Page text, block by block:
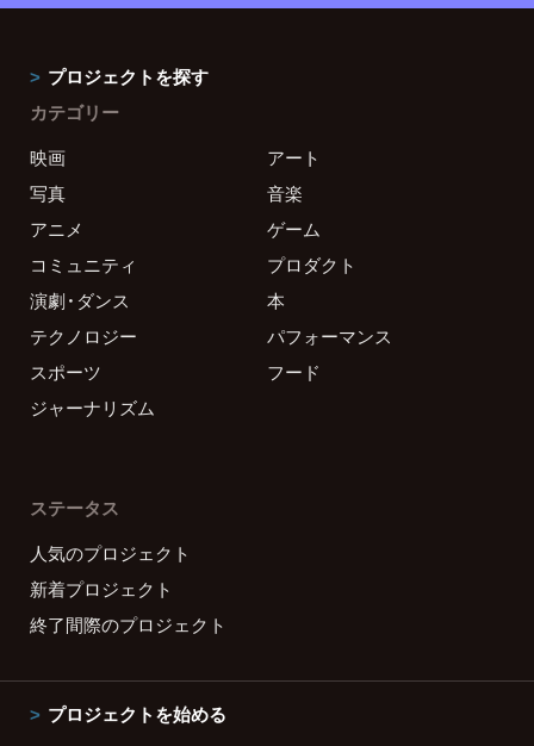
プロジェクトを探す
カテゴリー
映画
アート
写真
音楽
アニメ
ゲーム
コミュニティ
プロダクト
演劇・ダンス
本
テクノロジー
パフォーマンス
スポーツ
フード
ジャーナリズム
ステータス
人気のプロジェクト
新着プロジェクト
終了間際のプロジェクト
プロジェクトを始める